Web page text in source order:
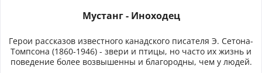
Мустанг - Иноходец
Герои рассказов известного канадского писателя Э. Сетона-
Томпсона (1860-1946) - звери и птицы, но часто их жизнь и
поведение более возвышенны и благородны, чем у людей.